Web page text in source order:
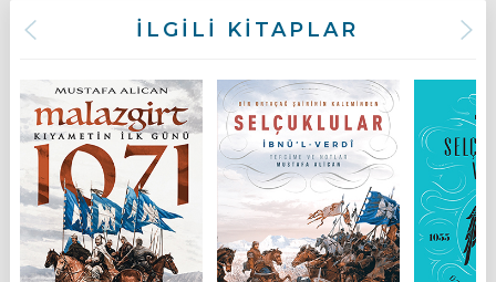
İLGİLİ KİTAPLAR